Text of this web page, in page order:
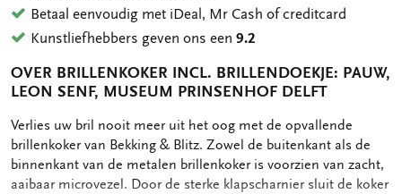
Betaal eenvoudig met iDeal, Mr Cash of creditcard
Kunstliefhebbers geven ons een9.2
OVER BRILLENKOKER INCL. BRILLENDOEKJE: PAUW,
LEON SENF, MUSEUM PRINSENHOF DELFT
OMSCHRIJVING
Verlies uw bril nooit meer uit het oog met de opvallende
brillenkoker van Bekking & Blitz. Zowel de buitenkant als de
binnenkant van de metalen brillenkoker is voorzien van zacht,
aaibaar microvezel. Door de sterke klapscharnier sluit de koker